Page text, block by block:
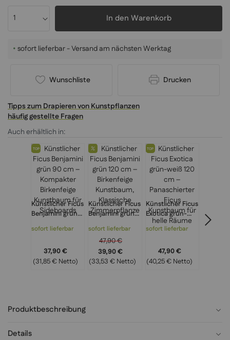
In den Warenkorb
• sofort lieferbar - Versand am nächsten Werktag
Wunschliste Drucken
Tipps zum Drapieren von Kunstpflanzen
häufig gestellte Fragen
Auch erhältlich in:
TOP
Künstlicher Ficus
Benjamini grün
Kompakter
Kunstbaum für
Sideboards
sofort lieferbar
37,90 €
(31,85 € Netto)
Künstlicher Ficus
Benjamini grün
Birkenfeige
Kunstbaum,
Klassische
Zimmerpflanze
sofort lieferbar
47,90 €
39,90 €
(33,53 € Netto)
TOP
Künstlicher Ficus
Exotica grün-
weiß 120 cm –
Panaschierter
Kunstbaum für
helle Räume
sofort lieferbar
47,90 €
(40,25 € Netto)
150 cm –
sofort
Produktbeschreibung
Details